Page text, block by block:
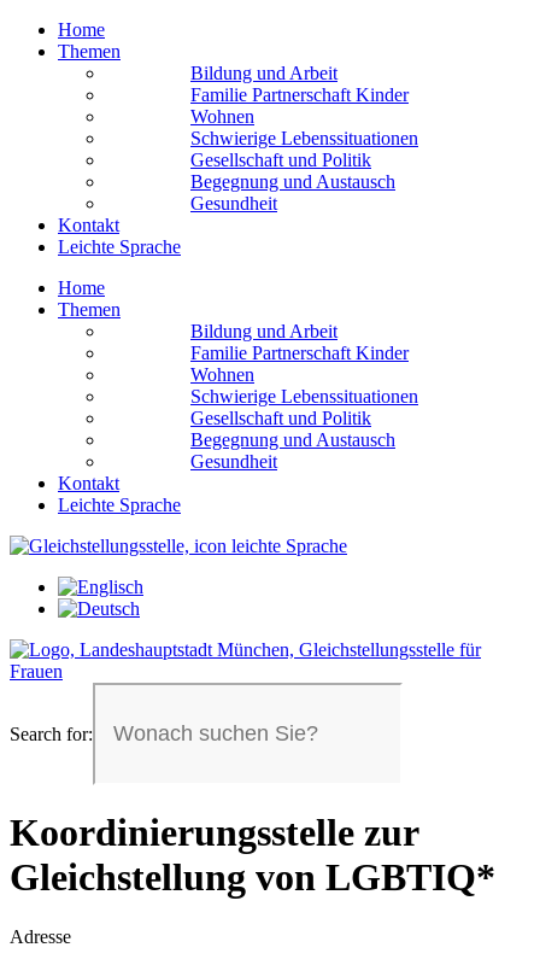
Home
Themen
Bildung und Arbeit
Familie Partnerschaft Kinder
Wohnen
Schwierige Lebens­situationen
Gesellschaft und Politik
Begegnung und Austausch
Gesundheit
Kontakt
Leichte Sprache
Home
Themen
Bildung und Arbeit
Familie Partnerschaft Kinder
Wohnen
Schwierige Lebens­situationen
Gesellschaft und Politik
Begegnung und Austausch
Gesundheit
Kontakt
Leichte Sprache
Search for:
Koordinierungsstelle zur
Gleichstellung von LGBTIQ*
Adresse